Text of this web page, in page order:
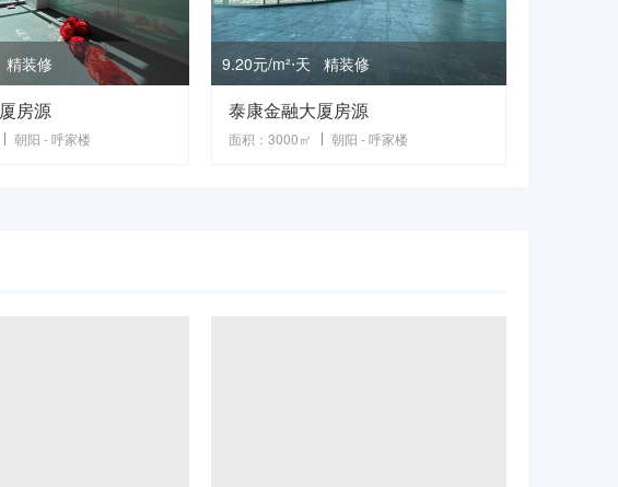
精装修
房源
朝阳 - 呼家楼
9.20元/m²⋅天 精装修
泰康金融大厦房源
面积：3000㎡
朝阳 - 呼家楼